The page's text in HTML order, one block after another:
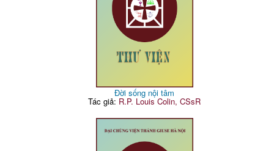
Đời sống nội tâm
Tác giả: R.P. Louis Colin, CSsR